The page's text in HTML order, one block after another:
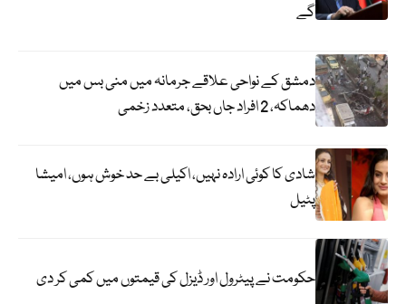
گے
دمشق کے نواحی علاقے جرمانہ میں منی بس میں
دھماکہ، 2 افراد جاں بحق، متعدد زخمی
شادی کا کوئی ارادہ نہیں، اکیلی بے حد خوش ہوں، امیشا
پٹیل
حکومت نے پیٹرول اور ڈیزل کی قیمتوں میں کمی کر دی